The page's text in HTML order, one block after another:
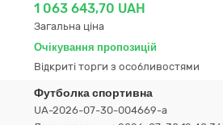
1 063 643,70 UAH
Загальна ціна
Очікування пропозицій
Відкриті торги з особливостями
Футболка спортивна
UA-2026-07-30-004669-a